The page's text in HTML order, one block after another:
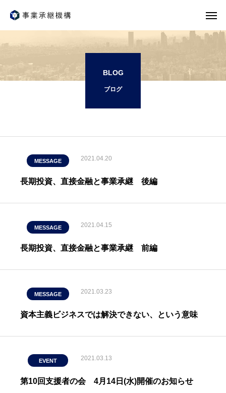
BLOG
ブログ
MESSAGE 2021.04.20
長期投資、直接金融と事業承継 後編
MESSAGE 2021.04.15
長期投資、直接金融と事業承継 前編
MESSAGE 2021.03.23
資本主義ビジネスでは解決できない、という意味
EVENT 2021.03.13
第10回支援者の会 4月14日(水)開催のお知らせ